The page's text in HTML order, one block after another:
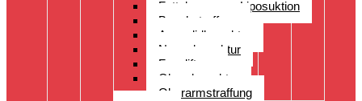
Fettabsaugung Liposuktion
Bauchstraffung
Augenlidkorrektur
Nasenkorrektur
Faceliftung
Ohrenkorrektur
Oberarmstraffung